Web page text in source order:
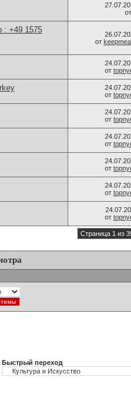
от
: +49 1575
от
от
от
от
от
от
от
от
Страница 1 из
Быстрый переход